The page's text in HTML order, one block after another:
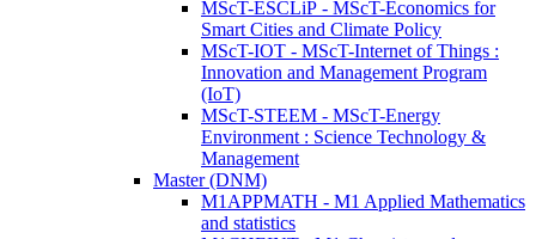
MScT-ESCLiP - MScT-Economics for
Smart Cities and Climate Policy
MScT-IOT - MScT-Internet of Things :
Innovation and Management Program
(IoT)
MScT-STEEM - MScT-Energy
Environment : Science Technology &
Management
Master (DNM)
M1APPMATH - M1 Applied Mathematics
and statistics